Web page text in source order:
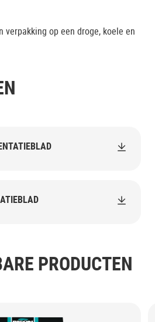
verpakking op een droge, koele en
PRODUCTEN